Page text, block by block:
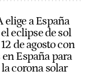
elige a España
eclipse de sol
de agosto con
España para
corona solar